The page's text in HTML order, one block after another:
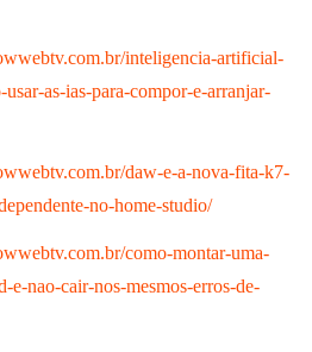
inteligencia-artificial-
as-ias-para-compor-e-arranjar-
daw-e-a-nova-fita-k7-
no-home-studio/
como-montar-uma-
e-nao-cair-nos-mesmos-erros-de-